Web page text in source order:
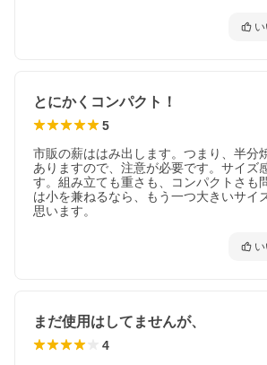
とにかくコンパクト！
5
市販の薪ははみ出します。つまり、半分
ありますので、注意が必要です。サイズ
す。組み立ても重さも、コンパクトさも
は小を兼ねるなら、もう一つ大きいサイ
思います。
まだ使用はしてませんが、
4